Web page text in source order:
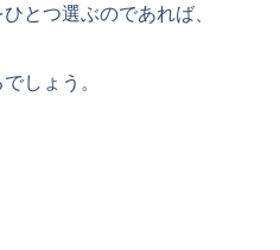
とつ選ぶのであれば、
しょう。